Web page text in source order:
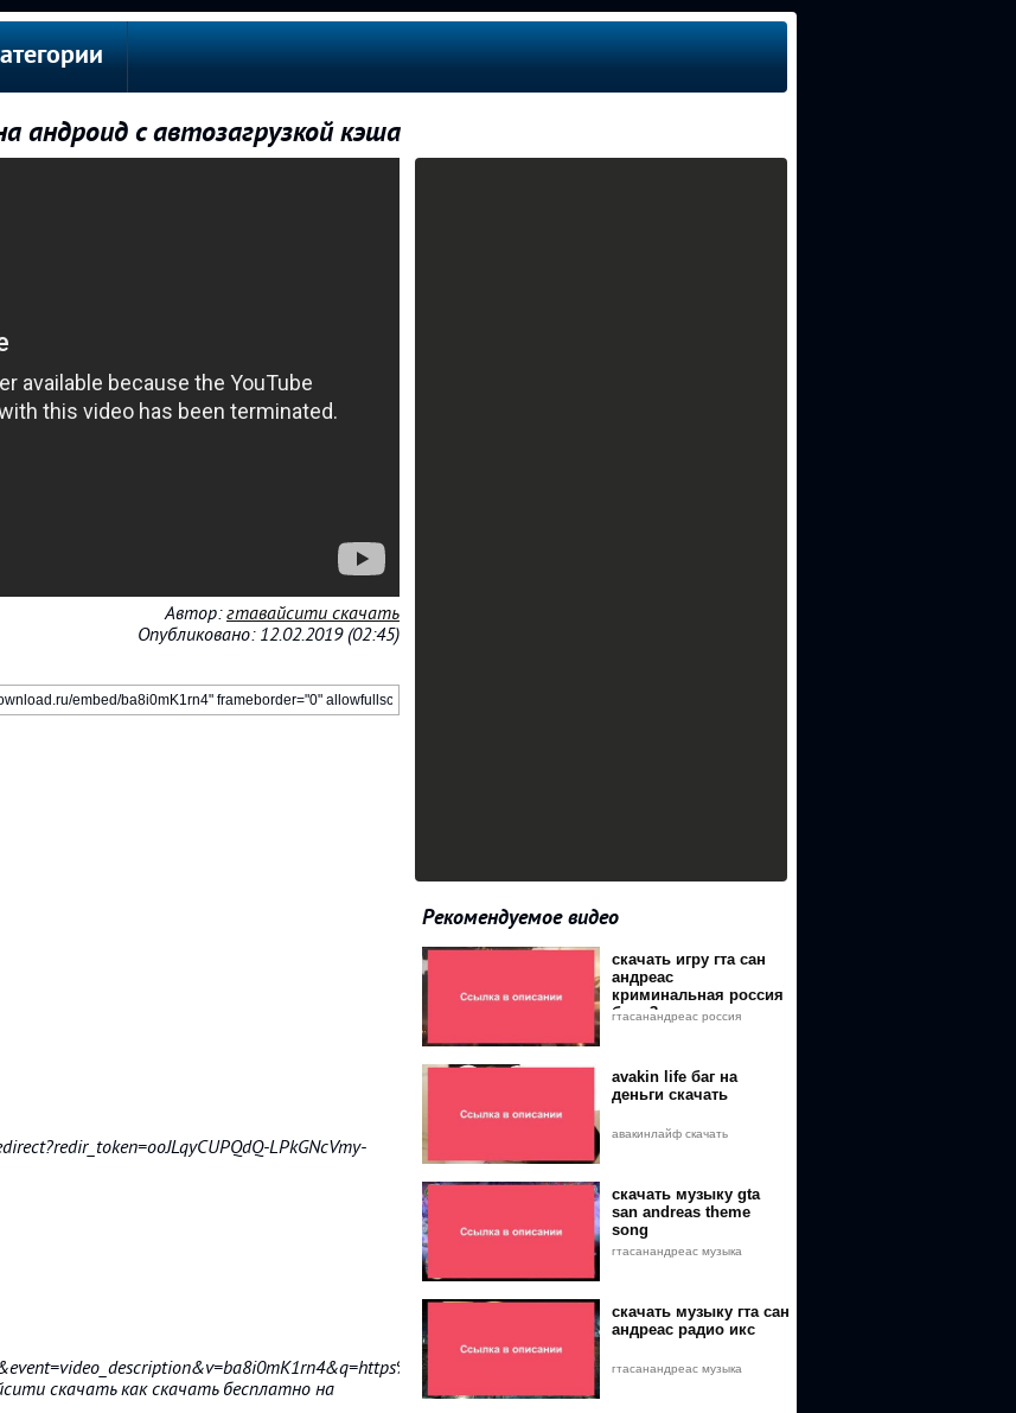
андроид с автозагрузкой кэша
Автор:гтавайсити скачать
Опубликовано: 12.02.2019 (02:45)
LPkGNcVmy-
скачать как скачать бесплатно на
Рекомендуемое видео
скачать игру гта сан
андреас
криминальная россия
бета 3
гтасанандреас россия
avakin life баг на
деньги скачать
авакинлайф скачать
скачать музыку gta
san andreas theme
song
гтасанандреас музыка
скачать музыку гта сан
андреас радио икс
гтасанандреас музыка